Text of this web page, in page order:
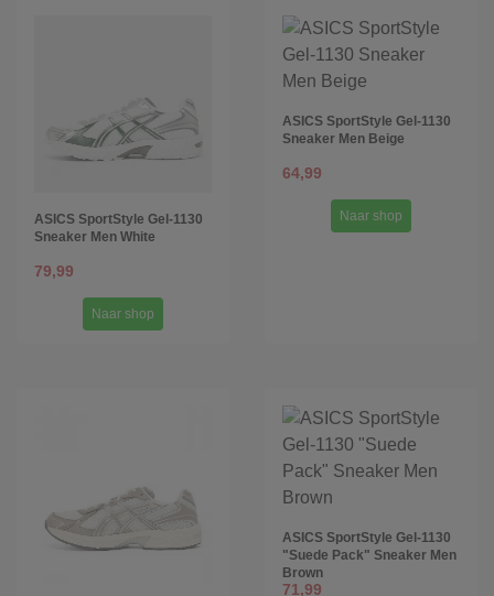
ASICS SportStyle Gel-1130
Sneaker Men White
79,99
Naar shop
ASICS SportStyle Gel-1130
Sneaker Men Beige
64,99
Naar shop
ASICS SportStyle Gel-1130
"Suede Pack" Sneaker Men
Brown
71,99